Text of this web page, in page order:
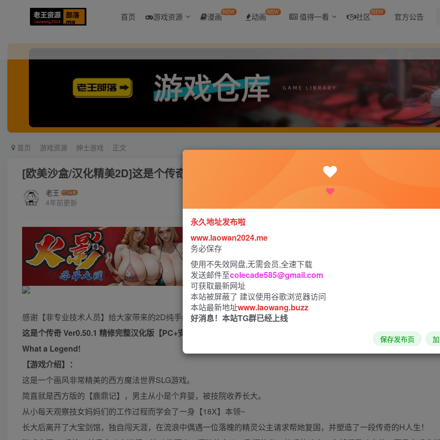
首页 游戏资源 漫画NEW 动画 NEW 值得一看 社区NEW 官方公告
首页 游戏资源 绅士游戏 正文
[欧美沙盒/汉化精美2D]这是个传奇！V0.50.1精翻汉化版[PC+安卓/3.1G]
老王
4年前更新
感谢【非专业技术人员】给大家带来的2D纯手绘的超精美画风SLG游戏最新汉化版：
这是个传奇 Ver0.50.1 精修完整汉化版【PC+安卓】（目录可看全CG）
What a Legend!
【游戏介绍】：
这是一个画风非常精美的西方魔法世界SLG游戏。
简直就是西方版的【鹿鼎记】，男主从小是个弃婴，被技院收养长大。
从小每天观察技女妈妈们的工作过程而学会了一身【18X】本领~
长大后离开了大宝剑馆，独自闯天涯，在流浪中偶遇一位落魄的精灵公主请求帮她复国，并塑造了一段传奇的H人生！
永久地址发布啦
www.laowan2024.me
务必保存
使用不失效网盘,无需会员,全速下载
发送邮件至colecade585@gmail.com
可获取最新网址
本站被屏蔽了 建议使用谷歌浏览器访问
本站最新地址www.laowang.buzz
好消息！本站TG群已经上线
保存发布页